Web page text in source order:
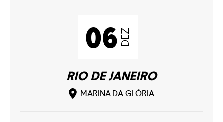
06 DEZ
RIO DE JANEIRO
MARINA DA GLÓRIA